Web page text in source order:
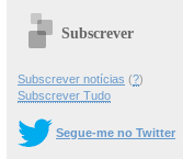
Subscrever
Subscrever notícias (?)
Subscrever Tudo
Segue-me no Twitter